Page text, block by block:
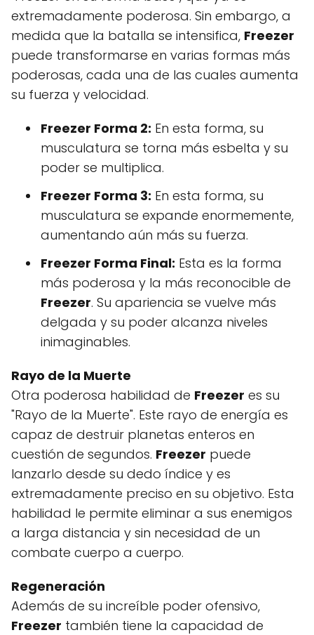
extremadamente poderosa. Sin embargo, a
medida que la batalla se intensifica, Freezer
puede transformarse en varias formas más
poderosas, cada una de las cuales aumenta
su fuerza y velocidad.
Freezer Forma 2: En esta forma, su
musculatura se torna más esbelta y su
poder se multiplica.
Freezer Forma 3: En esta forma, su
musculatura se expande enormemente,
aumentando aún más su fuerza.
Freezer Forma Final: Esta es la forma
más poderosa y la más reconocible de
Freezer. Su apariencia se vuelve más
delgada y su poder alcanza niveles
inimaginables.
Rayo de la Muerte
Otra poderosa habilidad de Freezer es su
"Rayo de la Muerte". Este rayo de energía es
capaz de destruir planetas enteros en
cuestión de segundos. Freezer puede
lanzarlo desde su dedo índice y es
extremadamente preciso en su objetivo. Esta
habilidad le permite eliminar a sus enemigos
a larga distancia y sin necesidad de un
combate cuerpo a cuerpo.
Regeneración
Además de su increíble poder ofensivo,
Freezer también tiene la capacidad de